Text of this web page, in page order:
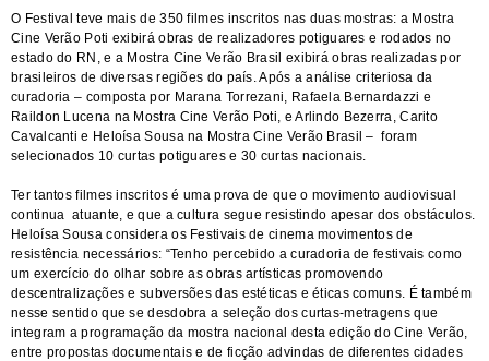
O Festival teve mais de 350 filmes inscritos nas duas mostras: a Mostra
Cine Verão Poti exibirá obras de realizadores potiguares e rodados no
estado do RN, e a Mostra Cine Verão Brasil exibirá obras realizadas por
brasileiros de diversas regiões do país. Após a análise criteriosa da
curadoria – composta por Marana Torrezani, Rafaela Bernardazzi e
Raildon Lucena na Mostra Cine Verão Poti, e Arlindo Bezerra, Carito
Cavalcanti e Heloísa Sousa na Mostra Cine Verão Brasil – foram
selecionados 10 curtas potiguares e 30 curtas nacionais.
Ter tantos filmes inscritos é uma prova de que o movimento audiovisual
continua atuante, e que a cultura segue resistindo apesar dos obstáculos.
Heloísa Sousa considera os Festivais de cinema movimentos de
resistência necessários: “Tenho percebido a curadoria de festivais como
um exercício do olhar sobre as obras artísticas promovendo
descentralizações e subversões das estéticas e éticas comuns. É também
nesse sentido que se desdobra a seleção dos curtas-metragens que
integram a programação da mostra nacional desta edição do Cine Verão,
entre propostas documentais e de ficção advindas de diferentes cidades